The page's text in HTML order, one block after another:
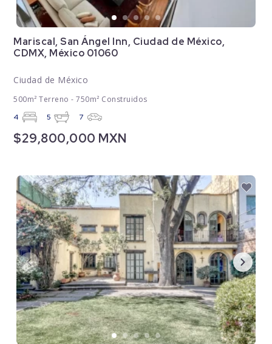
Mariscal, San Ángel Inn, Ciudad de México,
CDMX, México 01060
Ciudad de México
500m² Terreno - 750m² Construidos
4 5 7
$29,800,000 MXN